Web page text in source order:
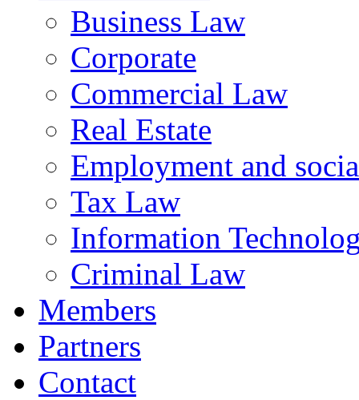
Business Law
Corporate
Commercial Law
Real Estate
Employment and
Tax Law
Information
Criminal Law
Members
Partners
Contact